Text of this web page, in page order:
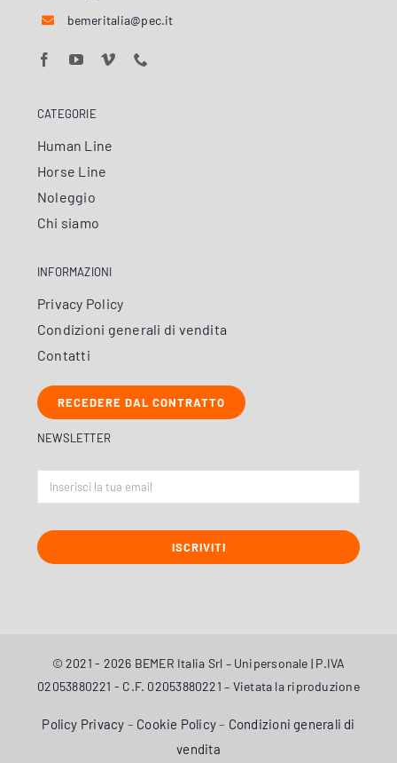
bemeritalia@pec.it
CATEGORIE
Human Line
Horse Line
Noleggio
Chi siamo
INFORMAZIONI
Privacy Policy
Condizioni generali di vendita
Contatti
RECEDERE DAL CONTRATTO
NEWSLETTER
ISCRIVITI
© 2021 - 2026 BEMER Italia Srl – Unipersonale | P.IVA
02053880221 - C.F. 02053880221 – Vietata la riproduzione
Policy Privacy – Cookie Policy– Condizioni generali di
vendita